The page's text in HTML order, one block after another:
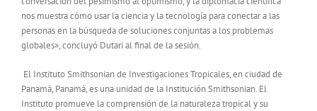
nos muestra cómo usar la ciencia y la tecnología para conectar a las
personas en la búsqueda de soluciones conjuntas a los problemas
globales», concluyó Dutari al final de la sesión.
El Instituto Smithsonian de Investigaciones Tropicales, en ciudad de
Panamá, Panamá, es una unidad de la Institución Smithsonian. El
Instituto promueve la comprensión de la naturaleza tropical y su